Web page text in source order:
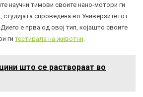
научни тимови своите нано-мотори ги
спроведена во Универзитетот
е прва од овој тип, којашто своите
ги тестирала на животни
што се раствораат во